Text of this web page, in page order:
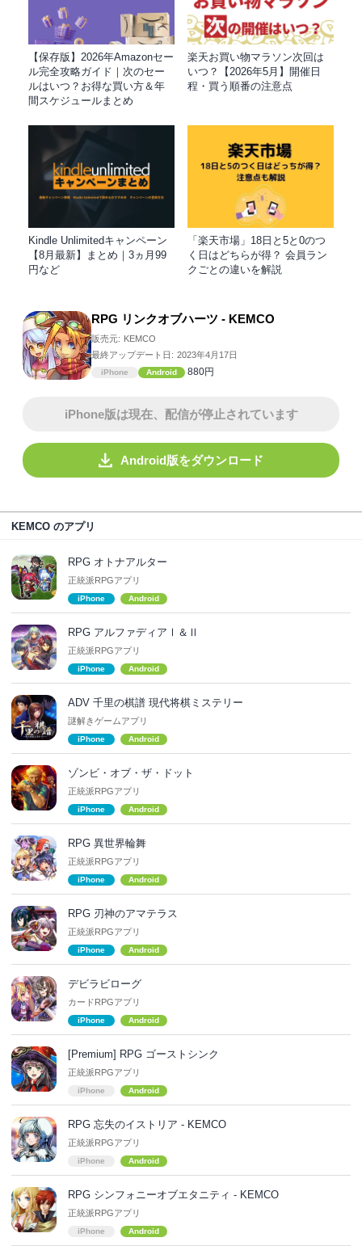
【保存版】2026年Amazonセー
ル完全攻略ガイド｜次のセー
ルはいつ？お得な買い方＆年
間スケジュールまとめ
楽天お買い物マラソン次回は
いつ？【2026年5月】開催日
程・買う順番の注意点
Kindle Unlimitedキャンペーン
【8月最新】まとめ｜3ヵ月99
円など
「楽天市場」18日と5と0のつ
く日はどちらが得？ 会員ラン
クごとの違いを解説
RPG リンクオブハーツ - KEMCO
販売元: KEMCO
最終アップデート日: 2023年4月17日
iPhone Android 880円
iPhone版は現在、配信が停止されています
Android版をダウンロード
KEMCO のアプリ
RPG オトナアルター
正統派RPGアプリ
iPhone Android
RPG アルファディアⅠ＆Ⅱ
正統派RPGアプリ
iPhone Android
ADV 千里の棋譜 現代将棋ミステリー
謎解きゲームアプリ
iPhone Android
ゾンビ・オブ・ザ・ドット
正統派RPGアプリ
iPhone Android
RPG 異世界輪舞
正統派RPGアプリ
iPhone Android
RPG 刃神のアマテラス
正統派RPGアプリ
iPhone Android
デビラビローグ
カードRPGアプリ
iPhone Android
[Premium] RPG ゴーストシンク
正統派RPGアプリ
iPhone Android
RPG 忘失のイストリア - KEMCO
正統派RPGアプリ
iPhone Android
RPG シンフォニーオブエタニティ - KEMCO
正統派RPGアプリ
iPhone Android